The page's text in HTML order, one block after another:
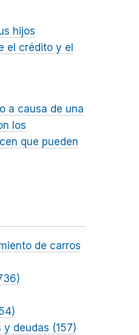
hijos
el crédito y el
a causa de una
los
que pueden
de carros
deudas (157)